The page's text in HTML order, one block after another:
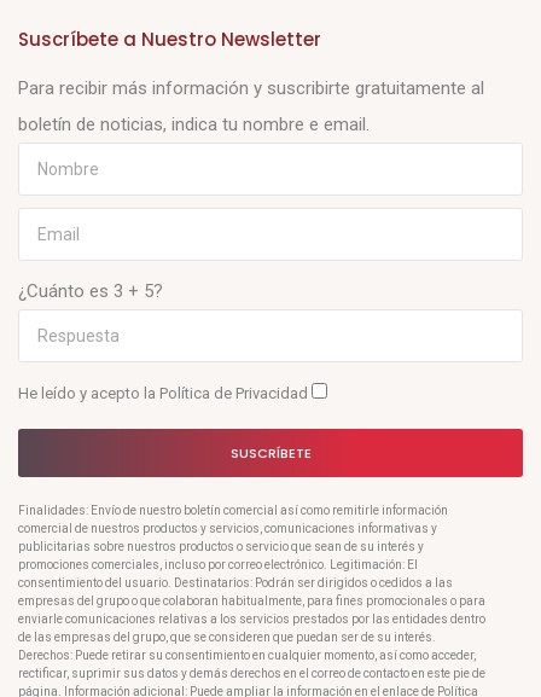
Suscríbete a Nuestro Newsletter
Para recibir más información y suscribirte gratuitamente al
boletín de noticias, indica tu nombre e email.
¿Cuánto es 3 + 5?
He leído y acepto la Política de Privacidad
SUSCRÍBETE
Finalidades: Envío de nuestro boletín comercial así como remitirle información
comercial de nuestros productos y servicios, comunicaciones informativas y
publicitarias sobre nuestros productos o servicio que sean de su interés y
promociones comerciales, incluso por correo electrónico. Legitimación: El
consentimiento del usuario. Destinatarios: Podrán ser dirigidos o cedidos a las
empresas del grupo o que colaboran habitualmente, para fines promocionales o para
enviarle comunicaciones relativas a los servicios prestados por las entidades dentro
de las empresas del grupo, que se consideren que puedan ser de su interés.
Derechos: Puede retirar su consentimiento en cualquier momento, así como acceder,
rectificar, suprimir sus datos y demás derechos en el correo de contacto en este pie de
página. Información adicional: Puede ampliar la información en el enlace de Política